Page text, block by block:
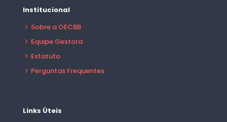
Institucional
Sobre a OECBB
Equipe Gestora
Estatuto
Perguntas Frequentes
Links Úteis